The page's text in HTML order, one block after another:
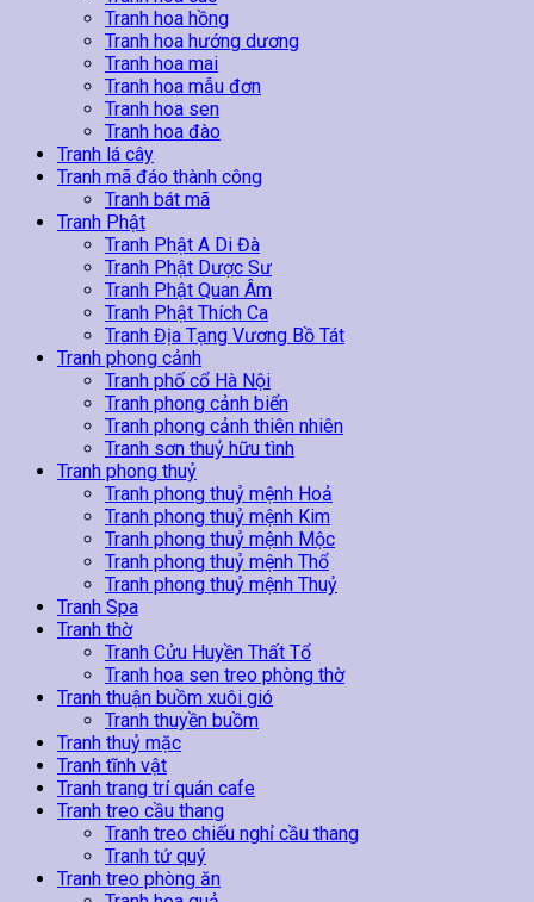
Tranh hoa hồng
Tranh hoa hướng dương
Tranh hoa mai
Tranh hoa mẫu đơn
Tranh hoa sen
Tranh hoa đào
Tranh lá cây
Tranh mã đáo thành công
Tranh bát mã
Tranh Phật
Tranh Phật A Di Đà
Tranh Phật Dược Sư
Tranh Phật Quan Âm
Tranh Phật Thích Ca
Tranh Địa Tạng Vương Bồ Tát
Tranh phong cảnh
Tranh phố cổ Hà Nội
Tranh phong cảnh biển
Tranh phong cảnh thiên nhiên
Tranh sơn thuỷ hữu tình
Tranh phong thuỷ
Tranh phong thuỷ mệnh Hoả
Tranh phong thuỷ mệnh Kim
Tranh phong thuỷ mệnh Mộc
Tranh phong thuỷ mệnh Thổ
Tranh phong thuỷ mệnh Thuỷ
Tranh Spa
Tranh thờ
Tranh Cửu Huyền Thất Tổ
Tranh hoa sen treo phòng thờ
Tranh thuận buồm xuôi gió
Tranh thuyền buồm
Tranh thuỷ mặc
Tranh tĩnh vật
Tranh trang trí quán cafe
Tranh treo cầu thang
Tranh treo chiếu nghỉ cầu thang
Tranh tứ quý
Tranh treo phòng ăn